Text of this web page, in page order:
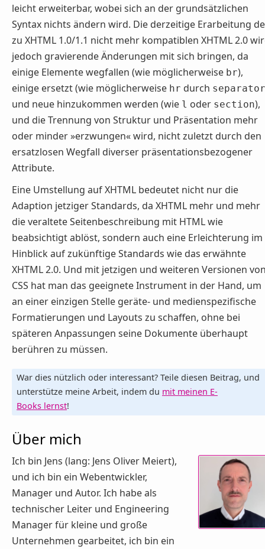
leicht erweiterbar, wobei sich an der grundsätzlichen
Syntax nichts ändern wird. Die derzeitige Erarbeitung
zu XHTML 1.0/1.1 nicht mehr kompatiblen XHTML 2.0
jedoch gravierende Änderungen mit sich bringen, da
einige Elemente wegfallen (wie möglicherweise br),
einige ersetzt (wie möglicherweise hr durch separator
und neue hinzukommen werden (wie l oder section),
und die Trennung von Struktur und Präsentation mehr
oder minder »erzwungen« wird, nicht zuletzt durch den
ersatzlosen Wegfall diverser präsentationsbezogener
Attribute.
Eine Umstellung auf XHTML bedeutet nicht nur die
Adaption jetziger Standards, da XHTML mehr und mehr
die veraltete Seitenbeschreibung mit HTML wie
beabsichtigt ablöst, sondern auch eine Erleichterung im
Hinblick auf zukünftige Standards wie das erwähnte
XHTML 2.0. Und mit jetzigen und weiteren Versionen
CSS hat man das geeignete Instrument in der Hand, um
an einer einzigen Stelle geräte- und medienspezifische
Formatierungen und Layouts zu schaffen, ohne bei
späteren Anpassungen seine Dokumente überhaupt
berühren zu müssen.
War dies nützlich oder interessant? Teile diesen Beitrag, und
unterstütze meine Arbeit, indem du mit meinen E-
Books lernst!
Über mich
Ich bin Jens (lang: Jens Oliver Meiert),
und ich bin ein Webentwickler,
Manager und Autor. Ich habe als
technischer Leiter und Engineering
Manager für kleine und große
Unternehmen gearbeitet, ich bin ein